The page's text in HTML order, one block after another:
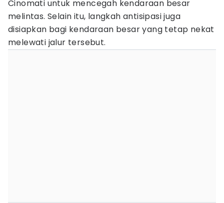
Cinomati untuk mencegah kendaraan besar
melintas. Selain itu, langkah antisipasi juga
disiapkan bagi kendaraan besar yang tetap nekat
melewati jalur tersebut.